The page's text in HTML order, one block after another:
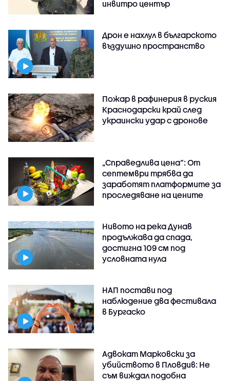
инвитро център
Дрон е нахлул в българското
въздушно пространство
Пожар в рафинерия в руския
Краснодарски край след
украински удар с дронове
„Справедлива цена“: От
септември трябва да
заработят платформите за
проследяване на цените
Нивото на река Дунав
продължава да спада,
достигна 109 см под
условната нула
НАП постави под
наблюдение два фестивала
в Бургаско
Адвокат Марковски за
убийството в Пловдив: Не
съм виждал подобна